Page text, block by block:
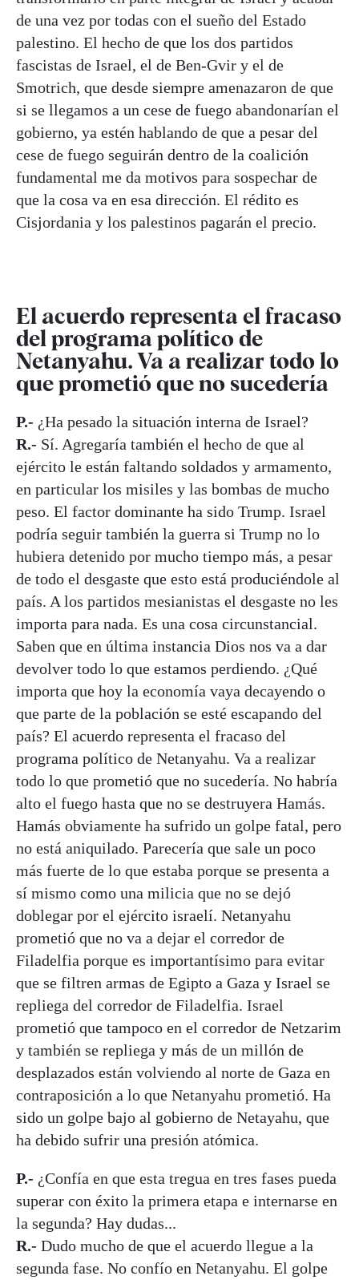
de una vez por todas con el sueño del Estado
palestino. El hecho de que los dos partidos
fascistas de Israel, el de Ben-Gvir y el de
Smotrich, que desde siempre amenazaron de que
si se llegamos a un cese de fuego abandonarían el
gobierno, ya estén hablando de que a pesar del
cese de fuego seguirán dentro de la coalición
fundamental me da motivos para sospechar de
que la cosa va en esa dirección. El rédito es
Cisjordania y los palestinos pagarán el precio.
El acuerdo representa el fracaso
del programa político de
Netanyahu. Va a realizar todo lo
que prometió que no sucedería
P.- ¿Ha pesado la situación interna de Israel?
R.- Sí. Agregaría también el hecho de que al
ejército le están faltando soldados y armamento,
en particular los misiles y las bombas de mucho
peso. El factor dominante ha sido Trump. Israel
podría seguir también la guerra si Trump no lo
hubiera detenido por mucho tiempo más, a pesar
de todo el desgaste que esto está produciéndole al
país. A los partidos mesianistas el desgaste no les
importa para nada. Es una cosa circunstancial.
Saben que en última instancia Dios nos va a dar
devolver todo lo que estamos perdiendo. ¿Qué
importa que hoy la economía vaya decayendo o
que parte de la población se esté escapando del
país? El acuerdo representa el fracaso del
programa político de Netanyahu. Va a realizar
todo lo que prometió que no sucedería. No habría
alto el fuego hasta que no se destruyera Hamás.
Hamás obviamente ha sufrido un golpe fatal, pero
no está aniquilado. Parecería que sale un poco
más fuerte de lo que e​staba porque se presenta a
sí mismo como una milicia que no se dejó
doblegar por el ejército israelí. Netanyahu
prometió que no va a dejar el corredor de
Filadelfia porque es importantísimo para evitar
que se filtren armas de Egipto a Gaza y Israel se
repliega del corredor de Filadelfia. Israel
prometió que tampoco en el corredor de Netzarim
y también se repliega y más de un millón de
desplazados están volviendo al norte de Gaza en
contraposición a lo que Netanyahu prometió. Ha
sido un golpe bajo al gobierno de Netayahu, que
ha debido sufrir una presión atómica.
P.- ¿Confía en que esta tregua en tres fases pueda
superar con éxito la primera etapa e internarse en
la segunda? Hay dudas...
R.- Dudo mucho ​de que el acuerdo llegue a la
segunda fase. No confío en Netanyahu. El golpe